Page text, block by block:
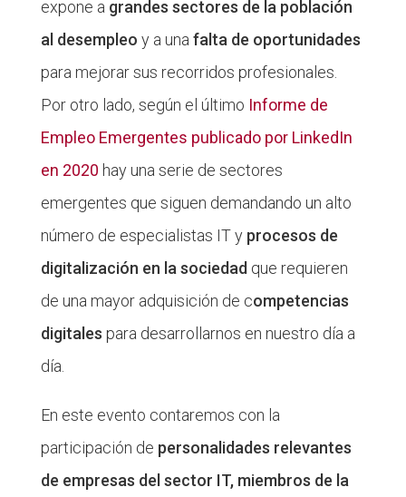
expone a grandes sectores de la población
al desempleo y a una falta de oportunidades
para mejorar sus recorridos profesionales.
Por otro lado, según el último Informe de
Empleo Emergentes publicado por LinkedIn
en 2020 hay una serie de sectores
emergentes que siguen demandando un alto
número de especialistas IT y procesos de
digitalización en la sociedad que requieren
de una mayor adquisición de competencias
digitales para desarrollarnos en nuestro día a
día.
En este evento contaremos con la
participación de personalidades relevantes
de empresas del sector IT, miembros de la